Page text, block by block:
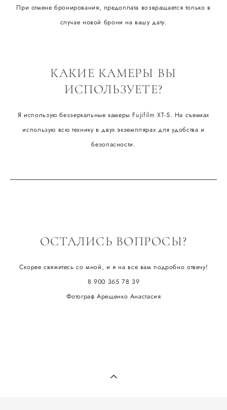
При отмене бронирования, предоплата возвращается только в
случае новой брони на вашу дату.
КАКИЕ КАМЕРЫ ВЫ
ИСПОЛЬЗУЕТЕ?
Я использую беззеркальные камеры Fujifilm ХТ-5. На съемках
использую всю технику в двух экземплярах для удобства и
безопасности.
ОСТАЛИСЬ ВОПРОСЫ?
Скорее свяжитесь со мной, и я на все вам подробно отвечу!
8 900 365 78 39
Фотограф Арещенко Анастасия